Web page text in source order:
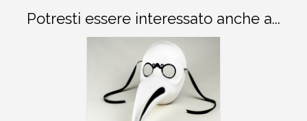
Potresti essere interessato anche a...